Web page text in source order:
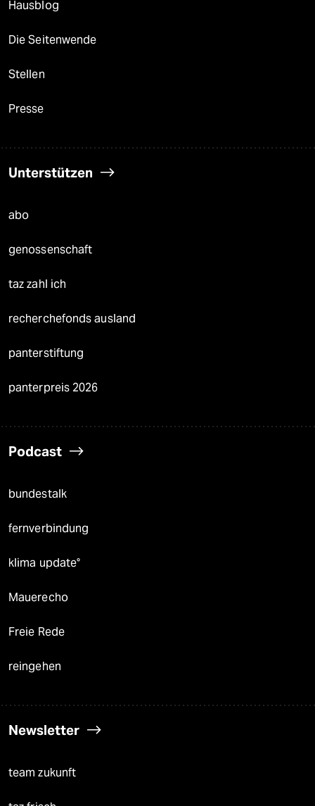
Hausblog
Die Seitenwende
Stellen
Presse
Unterstützen
abo
genossenschaft
taz zahl ich
recherchefonds ausland
panterstiftung
panterpreis 2026
Podcast
bundestalk
fernverbindung
klima update°
Mauerecho
Freie Rede
reingehen
Newsletter
team zukunft